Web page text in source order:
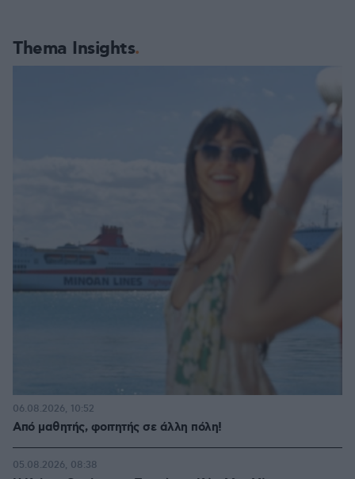
Thema Insights
Από μαθητής, φοιτητής σε άλλη πόλη!
06.08.2026, 10:52
05.08.2026, 08:38